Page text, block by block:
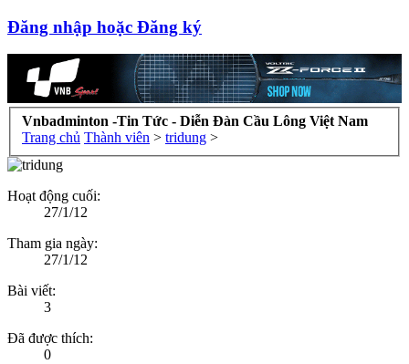
Đăng nhập hoặc Đăng ký
Vnbadminton -Tin Tức - Diễn Đàn Cầu Lông Việt Nam
Trang chủ Thành viên > tridung >
Hoạt động cuối:
27/1/12
Tham gia ngày:
27/1/12
Bài viết:
3
Đã được thích:
0